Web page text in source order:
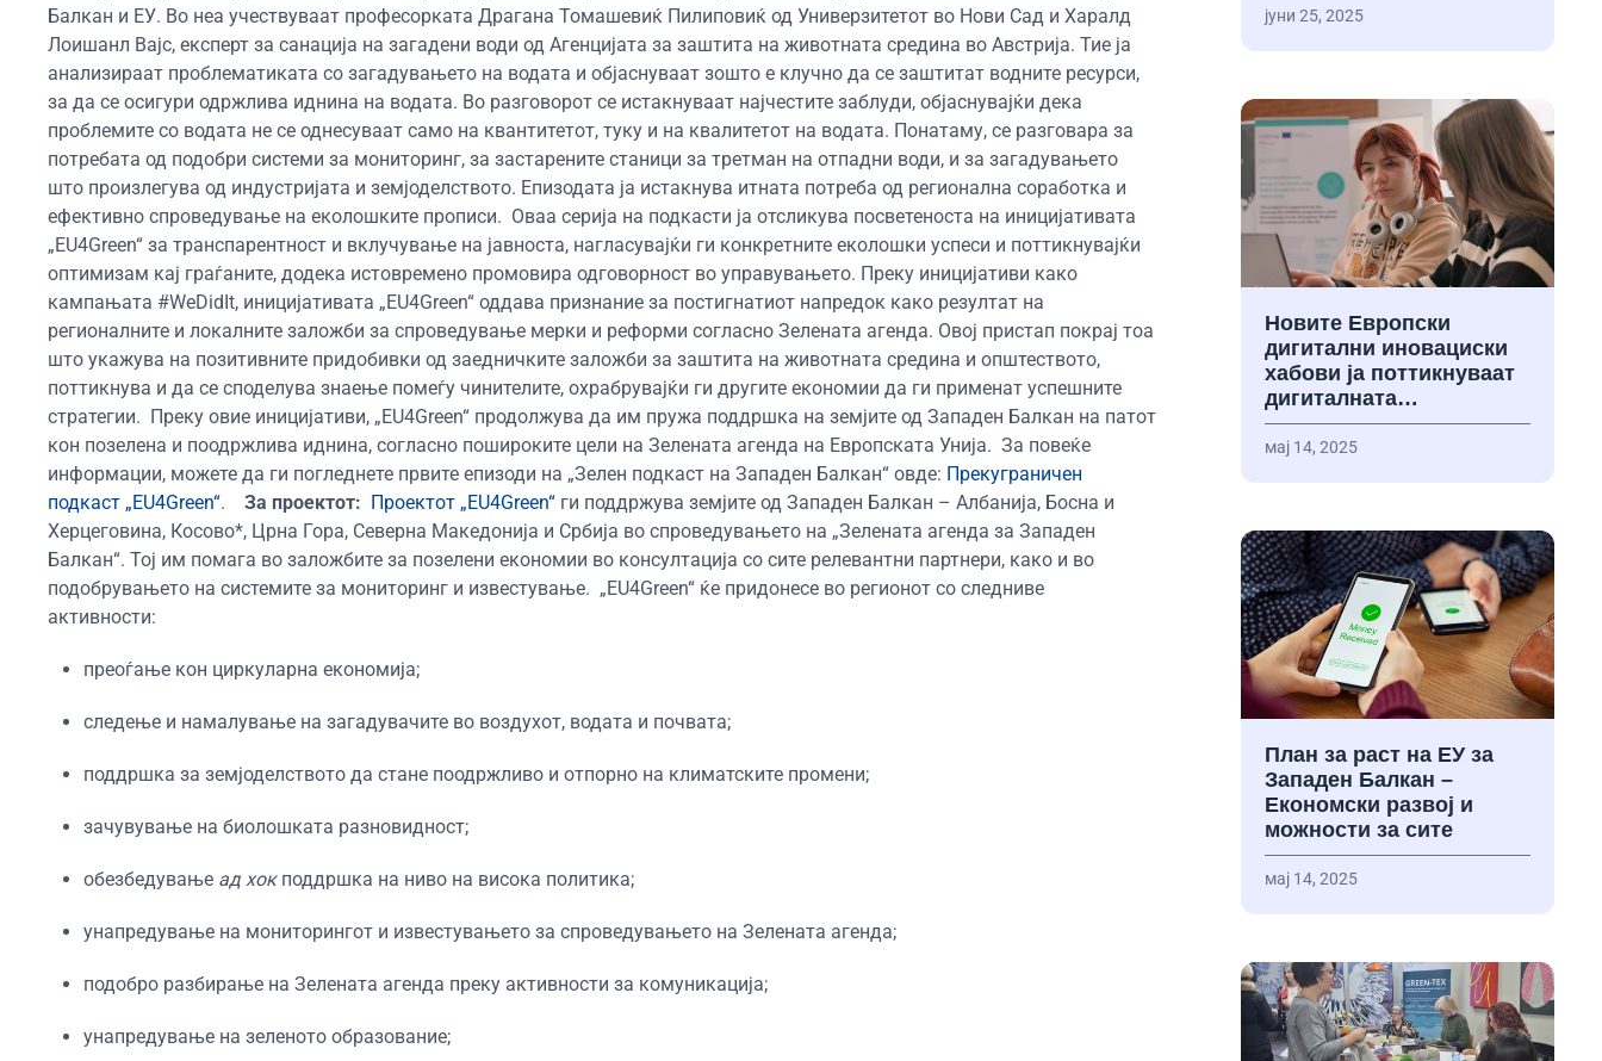
Балкан и ЕУ. Во неа учествуваат професорката Драгана Томашевиќ Пилиповиќ од Универзитетот во Нови Сад и Харалд
Лоишанл Вајс, експерт за санација на загадени води од Агенцијата за заштита на животната средина во Австрија. Тие ја
анализираат проблематиката со загадувањето на водата и објаснуваат зошто е клучно да се заштитат водните ресурси,
за да се осигури одржлива иднина на водата. Во разговорот се истакнуваат најчестите заблуди, објаснувајќи дека
проблемите со водата не се однесуваат само на квантитетот, туку и на квалитетот на водата. Понатаму, се разговара за
потребата од подобри системи за мониторинг, за застарените станици за третман на отпадни води, и за загадувањето
што произлегува од индустријата и земјоделството. Епизодата ја истакнува итната потреба од регионална соработка и
ефективно спроведување на еколошките прописи. Оваа серија на подкасти ја отсликува посветеноста на иницијативата
„EU4Green“ за транспарентност и вклучување на јавноста, нагласувајќи ги конкретните еколошки успеси и поттикнувајќи
оптимизам кај граѓаните, додека истовремено промовира одговорност во управувањето. Преку иницијативи како
кампањата #WeDidIt, иницијативата „EU4Green“ оддава признание за постигнатиот напредок како резултат на
регионалните и локалните заложби за спроведување мерки и реформи согласно Зелената агенда. Овој пристап покрај тоа
што укажува на позитивните придобивки од заедничките заложби за заштита на животната средина и општеството,
поттикнува и да се споделува знаење помеѓу чинителите, охрабрувајќи ги другите економии да ги применат успешните
стратегии. Преку овие иницијативи, „EU4Green“ продолжува да им пружа поддршка на земјите од Западен Балкан на патот
кон позелена и поодржлива иднина, согласно пошироките цели на Зелената агенда на Европската Унија. За повеќе
информации, можете да ги погледнете првите епизоди на „Зелен подкаст на Западен Балкан“ овде: Прекуграничен
подкаст „EU4Green“. За проектот: Проектот „EU4Green“ ги поддржува земјите од Западен Балкан – Албанија, Босна и
Херцеговина, Косово*, Црна Гора, Северна Македонија и Србија во спроведувањето на „Зелената агенда за Западен
Балкан“. Тој им помага во заложбите за позелени економии во консултација со сите релевантни партнери, како и во
подобрувањето на системите за мониторинг и известување. „EU4Green“ ќе придонесе во регионот со следниве
активности:
преоѓање кон циркуларна економија;
следење и намалување на загадувачите во воздухот, водата и почвата;
поддршка за земјоделството да стане поодржливо и отпорно на климатските промени;
зачувување на биолошката разновидност;
обезбедување ад хокподдршка на ниво на висока политика;
унапредување на мониторингот и известувањето за спроведувањето на Зелената агенда;
подобро разбирање на Зелената агенда преку активности за комуникација;
унапредување на зеленото образование;
јуни 25, 2025
Новите Европски
дигитални иновациски
хабови ја поттикнуваат
дигиталната…
мај 14, 2025
План за раст на ЕУ за
Западен Балкан –
Економски развој и
можности за сите
мај 14, 2025